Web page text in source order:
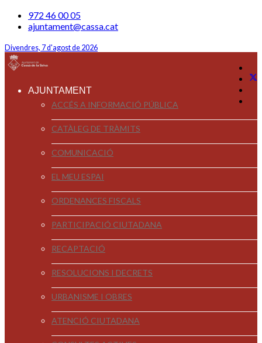
972 46 00 05
ajuntament@cassa.cat
Divendres, 7 d'agost de 2026
AJUNTAMENT
ACCÉS A INFORMACIÓ PÚBLICA
CATÀLEG DE TRÀMITS
COMUNICACIÓ
EL MEU ESPAI
ORDENANCES FISCALS
PARTICIPACIÓ CIUTADANA
RECAPTACIÓ
RESOLUCIONS I DECRETS
URBANISME I OBRES
ATENCIÓ CIUTADANA